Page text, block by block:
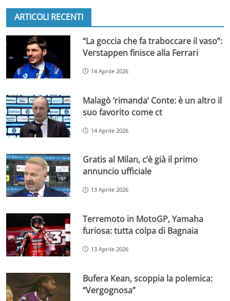
ARTICOLI RECENTI
“La goccia che fa traboccare il vaso”:
Verstappen finisce alla Ferrari
14 Aprile 2026
Malagò ‘rimanda’ Conte: è un altro il
suo favorito come ct
14 Aprile 2026
Gratis al Milan, c’è già il primo
annuncio ufficiale
13 Aprile 2026
Terremoto in MotoGP, Yamaha
furiosa: tutta colpa di Bagnaia
13 Aprile 2026
Bufera Kean, scoppia la polemica:
“Vergognosa”